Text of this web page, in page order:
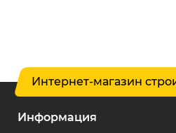
Интернет-магазин
Информация